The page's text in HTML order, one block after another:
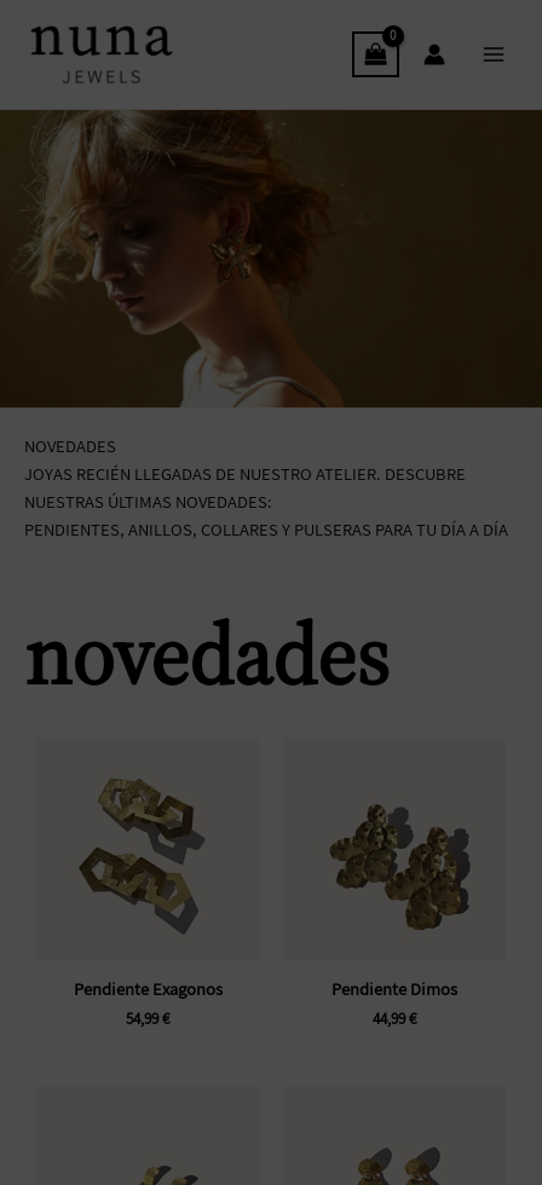
contenido
Menu
NOVEDADES
JOYAS RECIÉN LLEGADAS DE NUESTRO ATELIER. DESCUBRE
NUESTRAS ÚLTIMAS NOVEDADES:
PENDIENTES, ANILLOS, COLLARES Y PULSERAS PARA TU DÍA A DÍA
novedades
Pendiente Exagonos
54,99€
Pendiente Dimos
44,99€